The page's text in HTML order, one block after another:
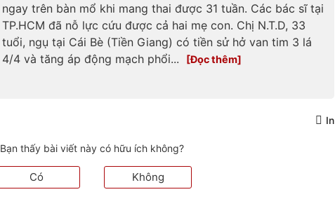
ngay trên bàn mổ khi mang thai được 31 tuần. Các bác sĩ tại
TP.HCM đã nỗ lực cứu được cả hai mẹ con. Chị N.T.D, 33
tuổi, ngụ tại Cái Bè (Tiền Giang) có tiền sử hở van tim 3 lá
4/4 và tăng áp động mạch phổi...
In
Bạn thấy bài viết này có hữu ích không?
Có Không